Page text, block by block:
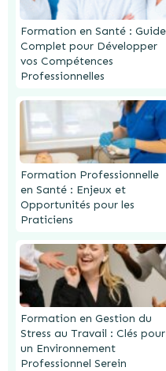
Formation en Santé : Guide
Complet pour Développer
vos Compétences
Professionnelles
Formation Professionnelle
en Santé : Enjeux et
Opportunités pour les
Praticiens
Formation en Gestion du
Stress au Travail : Clés pour
un Environnement
Professionnel Serein